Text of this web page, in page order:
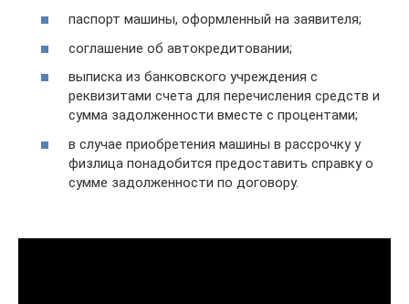
паспорт машины, оформленный на заявителя;
соглашение об автокредитовании;
выписка из банковского учреждения с
реквизитами счета для перечисления средств и
сумма задолженности вместе с процентами;
в случае приобретения машины в рассрочку у
физлица понадобится предоставить справку о
сумме задолженности по договору.